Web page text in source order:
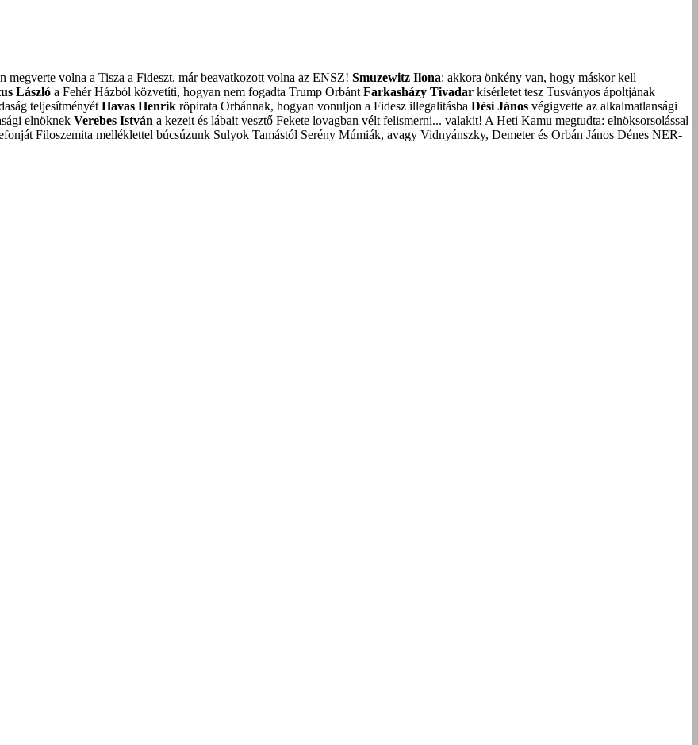
megverte volna a Tisza a Fideszt, már beavatkozott volna az ENSZ! Smuzewitz Ilona: akkora önkény van, hogy máskor kell
László a Fehér Házból közvetíti, hogyan nem fogadta Trump Orbánt Farkasházy Tivadar kísérletet tesz Tusványos ápoltjának
teljesítményét Havas Henrik röpirata Orbánnak, hogyan vonuljon a Fidesz illegalitásba Dési János végigvette az alkalmatlansági
elnöknek Verebes István a kezeit és lábait vesztő Fekete lovagban vélt felismerni... valakit! A Heti Kamu megtudta: elnöksorsolással
Filoszemita melléklettel búcsúzunk Sulyok Tamástól Serény Múmiák, avagy Vidnyánszky, Demeter és Orbán János Dénes NER-